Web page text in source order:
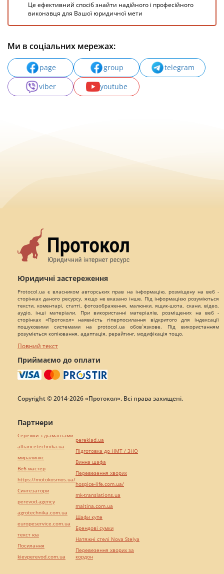
Це ефективний спосіб знайти надійного і професійного
виконавця для Вашої юридичної мети
Ми в соціальних мережах:
page group
telegram
viber
youtube
Юридичні застереження
Protocol.ua є власником авторських прав на інформацію, розміщену на веб -
сторінках даного ресурсу, якщо не вказано інше. Під інформацією розуміються
тексти, коментарі, статті, фотозображення, малюнки, ящик-шота, скани, відео,
аудіо, інші матеріали. При використанні матеріалів, розміщених на веб -
сторінках «Протокол» наявність гіперпосилання відкритого для індексації
пошуковими системами на protocol.ua обов`язкове. Під використанням
розуміється копіювання, адаптація, рерайтинг, модифікація тощо.
Повний текст
Приймаємо до оплати
Copyright © 2014-2026 «Протокол». Всі права захищені.
Партнери
Сережки з діамантами
alliancetechnika.ua
миралинкс
Веб мастер
https://motokosmos.ua/
Синтезатори
perevod.agency
agrotechnika.com.ua
europeservice.com.ua
текст юа
Посилання
kievperevod.com.ua
pereklad.ua
Підготовка до НМТ / ЗНО
Винна шафа
Перевезення хворих
hospice-life.com.ua/
mk-translations.ua
maltina.com.ua
Шафи купе
Брендові сумки
Натяжні стелі Nova Stelya
Перевезення хворих за
кордон